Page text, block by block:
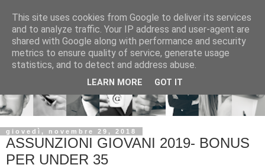
giovedì, novembre 29, 2018
ASSUNZIONI GIOVANI 2019- BONUS
PER UNDER 35
This site uses cookies from Google to deliver its services
and to analyze traffic. Your IP address and user-agent are
shared with Google along with performance and security
metrics to ensure quality of service, generate usage
statistics, and to detect and address abuse.
LEARN MORE GOT IT